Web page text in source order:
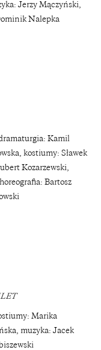
Jerzy Mączyński,
Nalepka
Kamil
kostiumy: Sławek
Kozarzewski,
Bartosz
Marika
muzyka: Jacek